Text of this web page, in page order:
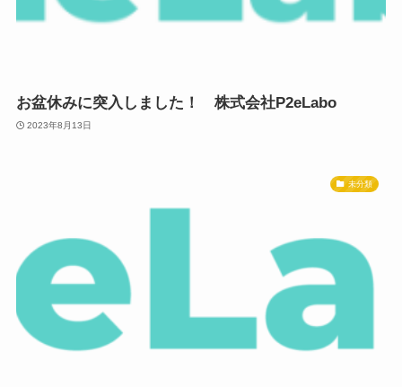
お盆休みに突入しました！ 株式会社P2eLabo
2023年8月13日
未分類